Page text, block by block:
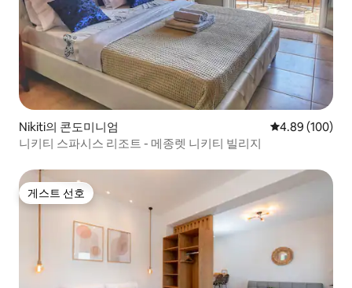
Nikiti의 콘도미니엄 평점 4.89점(5
4.89 (100)
니키티 스파시스 리조트 - 메종렛 니키티 빌리지
게스트 선호
게스트 선호